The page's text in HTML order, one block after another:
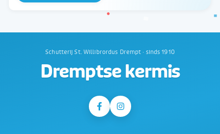
Schutterij St. Willibrordus Drempt · sinds 1910
Dremptse kermis